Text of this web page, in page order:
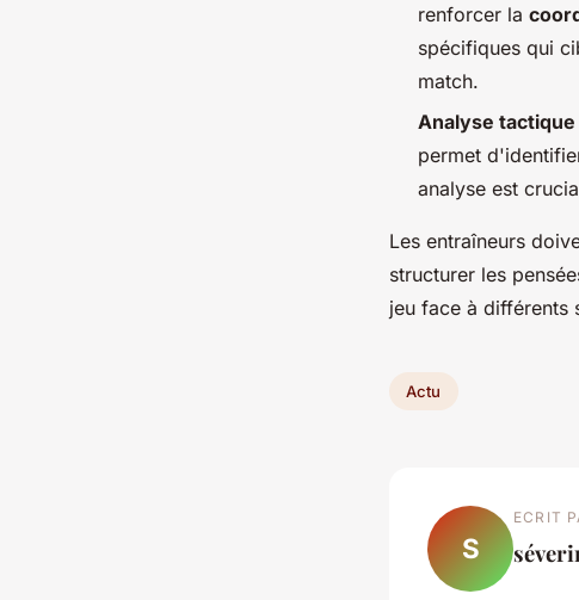
renforcer la
spécifiques qui
match.
Analyse
permet
analyse est
Les entraîneurs
structurer les
jeu face à différents
Actu
S
ECRIT